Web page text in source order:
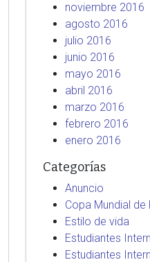
noviembre 2016
agosto 2016
julio 2016
junio 2016
mayo 2016
abril 2016
marzo 2016
febrero 2016
enero 2016
Categorías
Anuncio
Copa Mundial de
Estilo de vida
Estudiantes
Estudiantes